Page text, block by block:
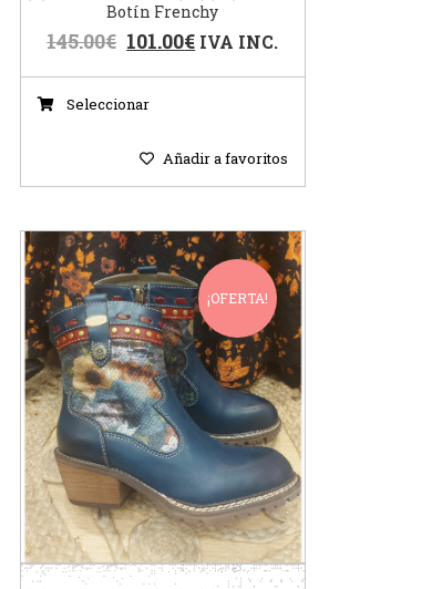
Botín Frenchy
145.00€ 101.00€ IVA INC.
Seleccionar
Añadir a favoritos
¡OFERTA!